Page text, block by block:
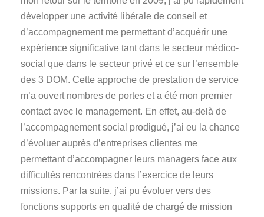
développer une activité libérale de conseil et
d’accompagnement me permettant d’acquérir une
expérience significative tant dans le secteur médico-
social que dans le secteur privé et ce sur l’ensemble
des 3 DOM. Cette approche de prestation de service
m’a ouvert nombres de portes et a été mon premier
contact avec le management. En effet, au-delà de
l’accompagnement social prodigué, j’ai eu la chance
d’évoluer auprès d’entreprises clientes me
permettant d’accompagner leurs managers face aux
difficultés rencontrées dans l’exercice de leurs
missions. Par la suite, j’ai pu évoluer vers des
fonctions supports en qualité de chargé de mission